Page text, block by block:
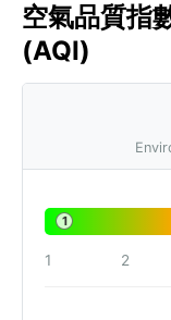
空氣品質指
(AQI)
1
1 2